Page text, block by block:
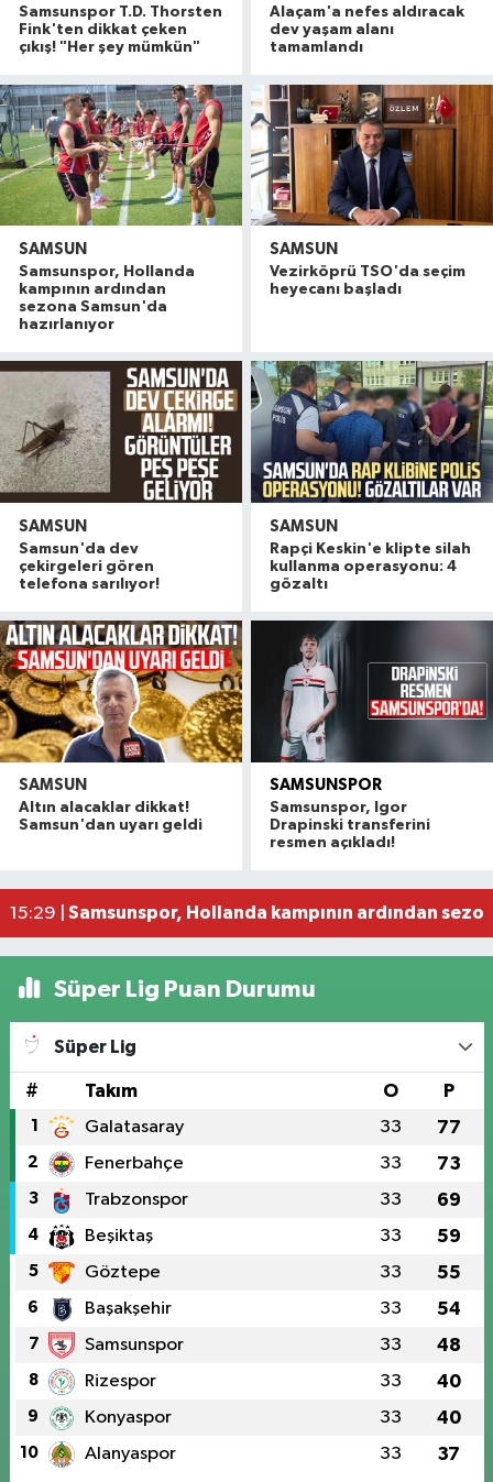
Samsunspor T.D. Thorsten
Fink'ten dikkat çeken
çıkış! "Her şey mümkün"
Alaçam'a nefes aldıracak
dev yaşam alanı
tamamlandı
SAMSUN
Samsunspor, Hollanda
kampının ardından
sezona Samsun'da
hazırlanıyor
SAMSUN
Vezirköprü TSO'da seçim
heyecanı başladı
SAMSUN
Samsun'da dev
çekirgeleri gören
telefona sarılıyor!
SAMSUN
Rapçi Keskin'e klipte silah
kullanma operasyonu: 4
gözaltı
SAMSUN
Altın alacaklar dikkat!
Samsun'dan uyarı geldi
SAMSUNSPOR
Samsunspor, Igor
Drapinski transferini
resmen açıkladı!
16:33 |Thorsten Fink: 'Yeni transferlerden
15:40 |Samsunspor, Polonyalı stoper Drapinski ile 5
Samsunspor T.D. Thorsten Fink'ten dikkat çeken
15:29 | Samsunspor, Hollanda kampının ardından
Süper Lig Puan Durumu
Süper Lig
# Takım O P
1 Galatasaray 33 77
2 Fenerbahçe 33 73
3 Trabzonspor 33 69
4 Beşiktaş 33 59
5 Göztepe 33 55
6 Başakşehir 33 54
7 Samsunspor 33 48
8 Rizespor 33 40
9 Konyaspor 33 40
10 Alanyaspor 33 37